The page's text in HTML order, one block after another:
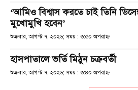
‘আমিও বিশ্বাস করতে চাই তিনি
মুখোমুখি হবেন’
শুক্রবার, আগস্ট ৭, ২০২৬; সময় : ৩:৫০ অপরাহ্ণ
হাসপাতালে ভর্তি মিঠুন চক্রবর্তী
শুক্রবার, আগস্ট ৭, ২০২৬; সময় : ৩:৪০ অপরাহ্ণ